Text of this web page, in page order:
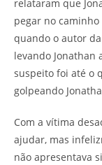
relataram que
pegar no
quando o autor
levando Jonathan
suspeito foi até o
golpeando
Com a vítima
ajudar, mas
não apresentava